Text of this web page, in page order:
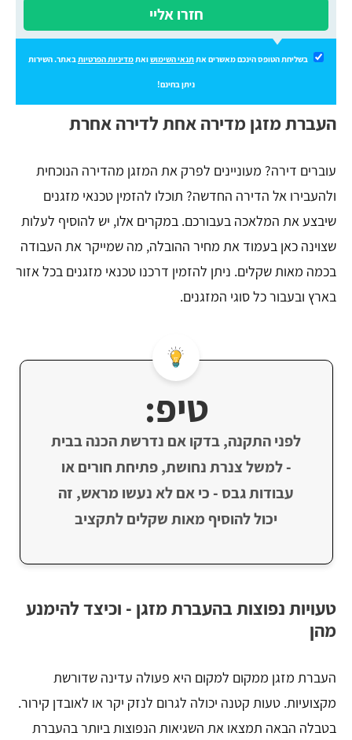
חזרו אליי
בשליחת הטופס הינכם מאשרים אתתנאי השימושואתמדיניות הפרטיותבאתר. השירות
ניתן בחינם!
העברת מזגן מדירה אחת לדירה אחרת
עוברים דירה? מעוניינים לפרק את המזגן מהדירה הנוכחית
ולהעבירו אל הדירה החדשה? תוכלו להזמין טכנאי מזגנים
שיבצע את המלאכה בעבורכם. במקרים אלו, יש להוסיף לעלות
שצוינה כאן בעמוד את מחיר ההובלה, מה שמייקר את העבודה
בכמה מאות שקלים. ניתן להזמין דרכנו טכנאי מזגנים בכל אזור
בארץ ובעבור כל סוגי המזגנים.
טיפ:
לפני התקנה, בדקו אם נדרשת הכנה בבית
- למשל צנרת נחושת, פתיחת חורים או
עבודות גבס - כי אם לא נעשו מראש, זה
יכול להוסיף מאות שקלים לתקציב
טעויות נפוצות בהעברת מזגן - וכיצד להימנע
מהן
העברת מזגן ממקום למקום היא פעולה עדינה שדורשת
מקצועיות. טעות קטנה יכולה לגרום לנזק יקר או לאובדן קירור.
בטבלה הבאה תמצאו את השגיאות הנפוצות ביותר בהעברת